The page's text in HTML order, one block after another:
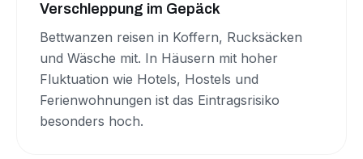
Verschleppung im Gepäck
Bettwanzen reisen in Koffern, Rucksäcken
und Wäsche mit. In Häusern mit hoher
Fluktuation wie Hotels, Hostels und
Ferienwohnungen ist das Eintragsrisiko
besonders hoch.